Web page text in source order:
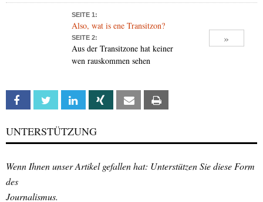
SEITE 1:
Also, wat is ene Transitzon?
SEITE 2:
Aus der Transitzone hat keiner
wen rauskommen sehen
»
Facebook Twitter Linkedin Xing Email
UNTERSTÜTZUNG
Wenn Ihnen unser Artikel gefallen hat: Unterstützen Sie diese Form
des
Journalismus.